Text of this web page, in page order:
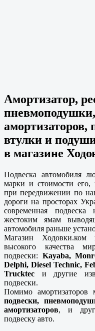
Амортизатор,
втулки и
в магазине
Подвеска автомобиля
марки и стоимости его,
при передвижении по
дороги на просторах
современная
жестоким ямам
автомобиля раньше
Магазин Ходовки.ком
высокого качества
подвески: Kayaba,
Delphi, Diesel Technic,
Trucktec и другие
подвески.
Помимо амортизаторов
подвески,
амортизаторов, и
подвеску авто.